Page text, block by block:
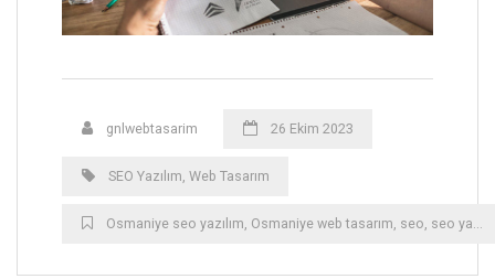
gnlwebtasarim 26 Ekim 2023
SEO Yazılım Web Tasarım
Osmaniye ‎seo yazılım Osmaniye ‎web tasarım seo seo yazılım